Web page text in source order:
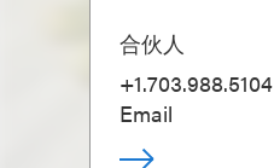
合伙人
+1.703.988.5104
Email